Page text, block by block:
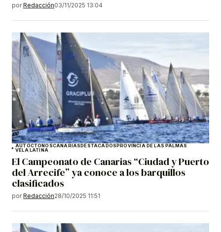
por Redacción03/11/2025 13:04
AUTÓCTONOSCANARIASDESTACADOSPROVINCIA DE LAS PALMAS
VELA LATINA
El Campeonato de Canarias “Ciudad y Puerto
del Arrecife” ya conoce a los barquillos
clasificados
por Redacción28/10/2025 11:51